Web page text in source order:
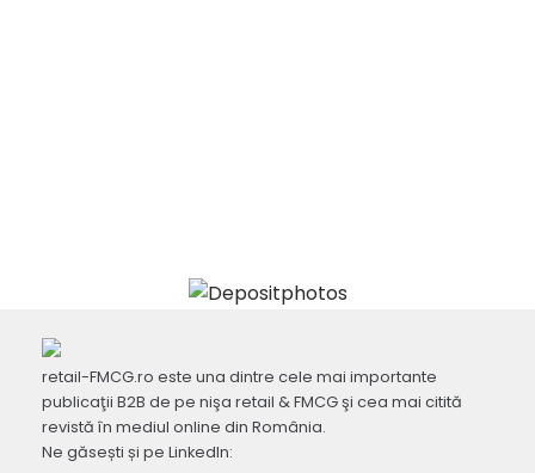
retail-FMCG.ro este una dintre cele mai importante
publicaţii B2B de pe nişa retail & FMCG şi cea mai citită
revistă în mediul online din România.
Ne găsești și pe LinkedIn: